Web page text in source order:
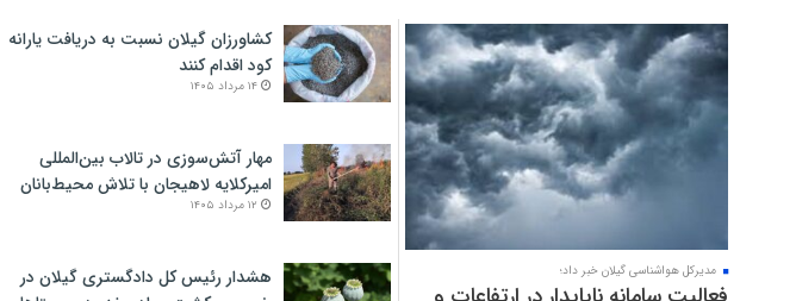
۱۴ مرداد ۱۴۰۵
مدیرکل هواشناسی گیلان خبر داد؛
کشاورزان گیلان نسبت به دریافت یارانه
کود اقدام کنند
۱۴ مرداد ۱۴۰۵
مهار آتش‌سوزی در تالاب بین‌المللی
امیرکلایه لاهیجان با تلاش محیط‌بانان
هشدار رئیس کل دادگستری گیلان در